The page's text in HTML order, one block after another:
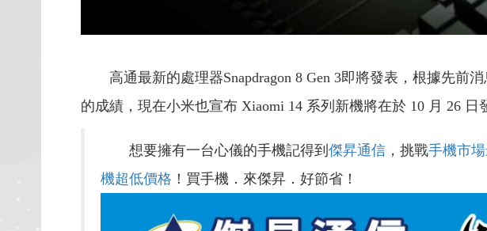
高通最新的處理器Snapdragon 8 Gen 3即將發表，根據先前
的成績，現在小米也宣布 Xiaomi 14 系列新機將在於 10 月 26 日
想要擁有一台心儀的手機記得到 傑昇通信 ，挑戰手機市
機超低價格 ！買手機．來傑昇．好節省！